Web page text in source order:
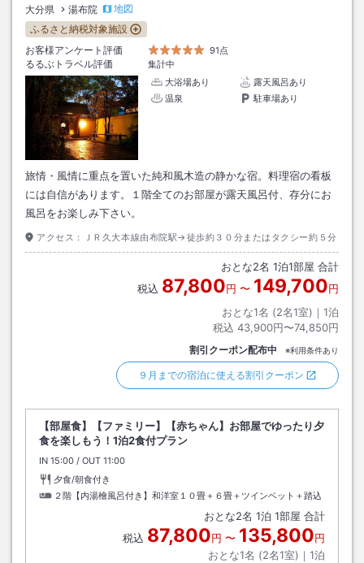
大分県 湯布院
地図
ふるさと納税対象施設
お客様アンケート評価
91点
るるぶトラベル評価
集計中
大浴場あり
露天風呂あり
温泉
駐車場あり
旅情・風情に重点を置いた純和風木造の静かな宿。料理宿の看板
には自信があります。１階全てのお部屋が露天風呂付、存分にお
風呂をお楽しみ下さい。
アクセス： ＪＲ久大本線由布院駅→徒歩約３０分またはタクシー約５分
おとな2名 1泊1部屋 合計
税込 87,800円 〜 149,700円
おとな1名 (2名1室)｜ 1泊
税込 43,900円〜74,850円
割引クーポン配布中 ※利用条件あり
９月までの宿泊に使える割引クーポン
【部屋食】【ファミリー】【赤ちゃん】お部屋でゆったり夕
食を楽しもう！1泊2食付プラン
IN チェックイン
15:00 / OUT チェックアウト
11:00
夕食/朝食付き
２階【内湯檜風呂付き】和洋室１０畳＋６畳＋ツインベット＋踏込
おとな2名 1泊 1部屋 合計
税込 87,800円 〜 135,800円
おとな1名 (2名1室)｜ 1泊